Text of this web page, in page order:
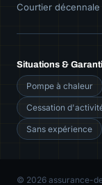
Courtier décennale
Situations &
Pompe à chaleur
Cessation
Sans expérience
© 2026 assurance-